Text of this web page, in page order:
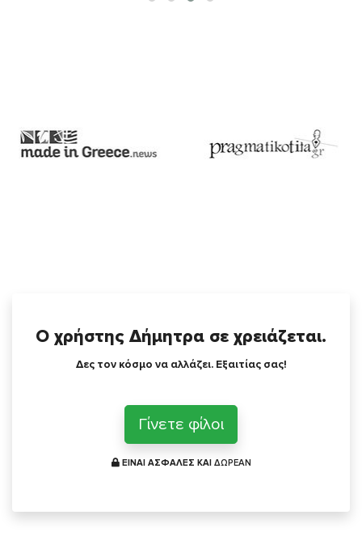
Ο χρήστης Δήμητρα σε χρειάζεται.
Δες τον κόσμο να αλλάζει. Εξαιτίας σας!
Γίνετε φίλοι
ΕΙΝΑΙ ΑΣΦΑΛΕΣ ΚΑΙ ΔΩΡΕΑΝ